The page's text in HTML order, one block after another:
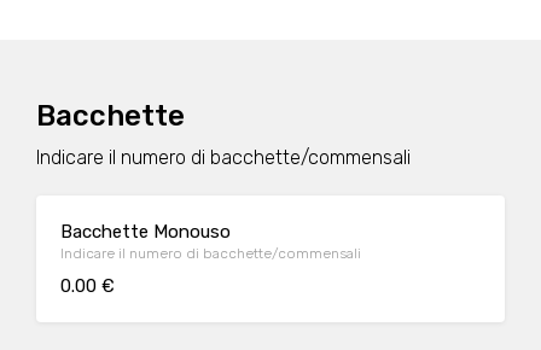
Bacchette
Indicare il numero di bacchette/commensali
Bacchette Monouso
Indicare il numero di bacchette/commensali
0.00 €